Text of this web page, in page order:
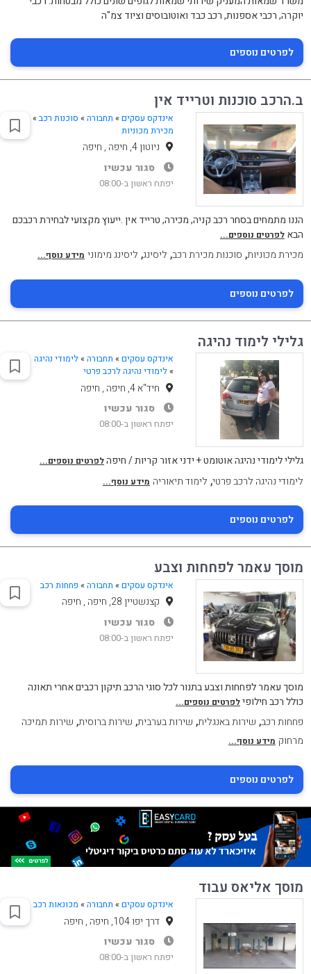
יוקרה, רכבי אספנות, רכב כבד ואוטובוסים וציוד צמ"ה
לפרטים נוספים
ב.הרכב סוכנות וטרייד אין
אינדקס עסקים » תחבורה» סוכנות רכב»
מכירת מכוניות
ניוטון 4, חיפה , חיפה
סגור עכשיו
יפתח ראשון ב-08:00
הננו מתמחים בסחר רכב קניה, מכירה, טרייד אין .ייעוץ מקצועי לבחירת רכבכם
הבא לפרטים נוספים...
מכירת מכוניות, סוכנות מכירת רכב, ליסינג, ליסינג מימוני מידע נוסף...
לפרטים נוספים
גלילי לימוד נהיגה
אינדקס עסקים » תחבורה»לימודי נהיגה
»לימודי נהיגה לרכב פרטי
חיד"א 4, חיפה , חיפה
סגור עכשיו
יפתח ראשון ב-08:00
גלילי לימודי נהיגה אוטומט + ידני אזור קריות / חיפהלפרטים נוספים...
לימודי נהיגה לרכב פרטי, לימוד תיאוריה מידע נוסף...
לפרטים נוספים
מוסך עאמר לפחחות וצבע
אינדקס עסקים » תחבורה» פחחות רכב
קצנשטיין 28, חיפה , חיפה
סגור עכשיו
יפתח ראשון ב-08:00
מוסך עאמר לפחחות וצבע בתנור לכל סוגי הרכב תיקון רכבים אחרי תאונה
כולל רכב חילופילפרטים נוספים...
פחחות רכב, שירות באנגלית, שירות בערבית, שירות ברוסית, שירות תמיכה
מרחוק מידע נוסף...
לפרטים נוספים
מוסך אליאס עבוד
אינדקס עסקים » תחבורה» מכונאות רכב
דרך יפו 104, חיפה , חיפה
סגור עכשיו
יפתח ראשון ב-08:00